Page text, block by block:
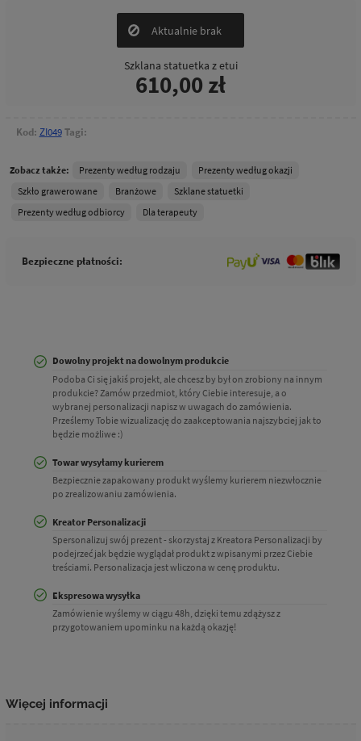
Szklana statuetka z etui
610,00 zł
Kod: ZI049 Tagi:
Zobacz także: Prezenty według rodzaju
Prezenty według okazji
Szkło grawerowane
Branżowe
Szklane statuetki
Prezenty według odbiorcy
Dla terapeuty
Bezpieczne płatności:
Dowolny projekt na dowolnym produkcie
Podoba Ci się jakiś projekt, ale chcesz by był on zrobiony na innym
produkcie? Zamów przedmiot, który Ciebie interesuje, a o
wybranej personalizacji napisz w uwagach do zamówienia.
Prześlemy Tobie wizualizację do zaakceptowania najszybciej jak to
będzie możliwe :)
Towar wysyłamy kurierem
Bezpiecznie zapakowany produkt wyślemy kurierem niezwłocznie
po zrealizowaniu zamówienia.
Kreator Personalizacji
Spersonalizuj swój prezent - skorzystaj z Kreatora Personalizacji by
podejrzeć jak będzie wyglądał produkt z wpisanymi przez Ciebie
treściami. Personalizacja jest wliczona w cenę produktu.
Ekspresowa wysyłka
Zamówienie wyślemy w ciągu 48h, dzięki temu zdążysz z
przygotowaniem upominku na każdą okazję!
Więcej informacji